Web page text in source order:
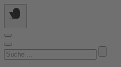
Springe
zum
Suchen
nach: